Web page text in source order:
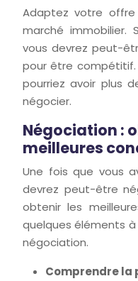
Adaptez votre
marché
vous devrez peut-
pour être compétitif.
pourriez avoir plus
négocier.
Négociation :
meilleures
Une fois que vous
devrez peut-être
obtenir les
quelques éléments
négociation.
Comprendre la